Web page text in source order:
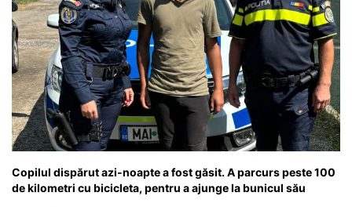
Copilul dispărut azi-noapte a fost găsit. A parcurs peste 100
de kilometri cu bicicleta, pentru a ajunge la bunicul său